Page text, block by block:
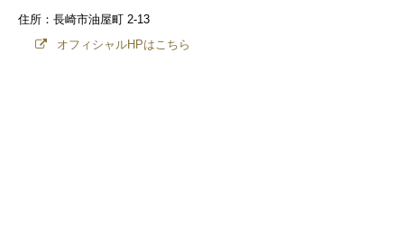
住所：長崎市油屋町 2-13
オフィシャルHPはこちら